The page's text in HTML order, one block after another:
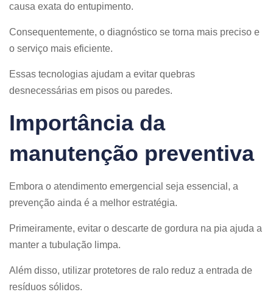
causa exata do entupimento.
Consequentemente, o diagnóstico se torna mais preciso e
o serviço mais eficiente.
Essas tecnologias ajudam a evitar quebras
desnecessárias em pisos ou paredes.
Importância da
manutenção preventiva
Embora o atendimento emergencial seja essencial, a
prevenção ainda é a melhor estratégia.
Primeiramente, evitar o descarte de gordura na pia ajuda a
manter a tubulação limpa.
Além disso, utilizar protetores de ralo reduz a entrada de
resíduos sólidos.